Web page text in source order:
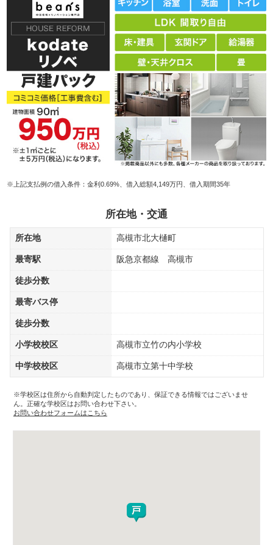
※上記支払例の借入条件：金利0.69%、借入総額4,149万円、借入期間35年
所在地・交通
所在地 高槻市北大樋町
最寄駅 阪急京都線 高槻市
徒歩分数
最寄バス停
徒歩分数
小学校校区 高槻市立竹の内小学校
中学校校区 高槻市立第十中学校
※学校区は住所から自動判定したものであり、保証できる情報ではございませ
ん。正確な学校区はお問い合わせ下さい。
お問い合わせフォームはこちら